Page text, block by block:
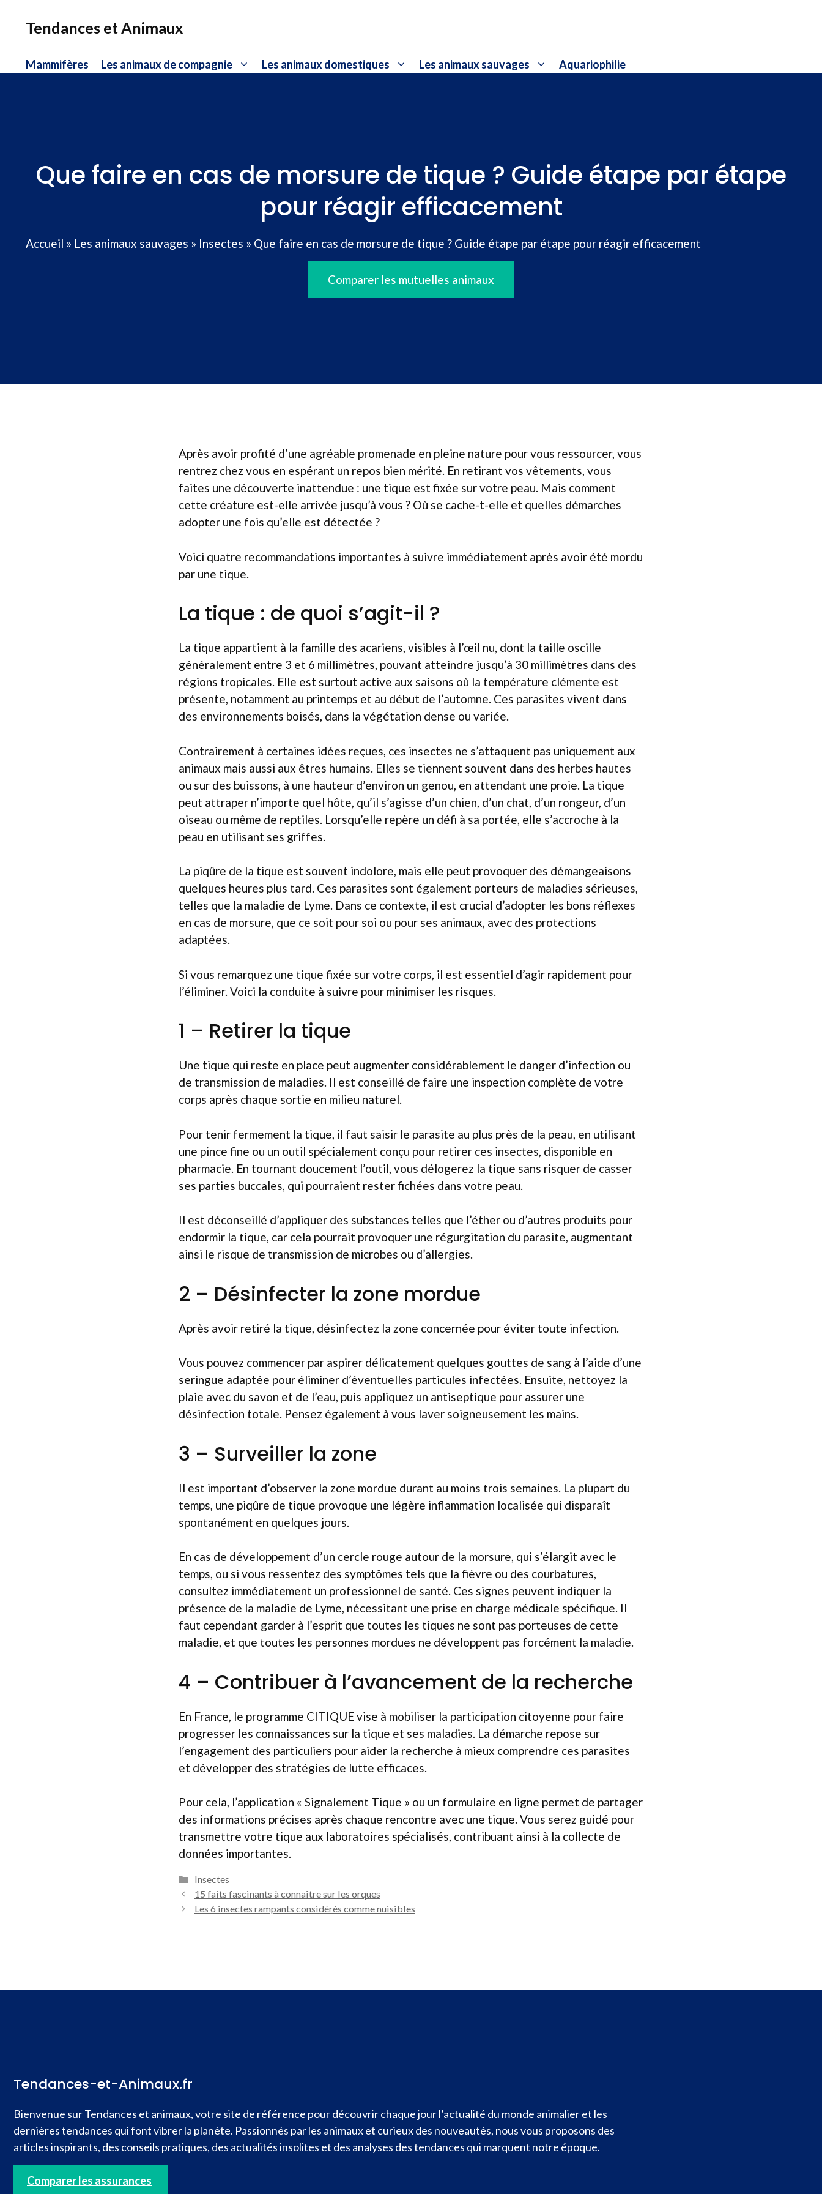
Tendances et Animaux
Mammifères Les animaux de compagnie Les animaux domestiques Les animaux sauvages Aquariophilie
Que faire en cas de morsure de tique ? Guide étape par étape
pour réagir efficacement
Accueil » Les animaux sauvages » Insectes » Que faire en cas de morsure de tique ? Guide étape par étape pour réagir efficacement
Comparer les mutuelles animaux
Après avoir profité d’une agréable promenade en pleine nature pour vous ressourcer, vous
rentrez chez vous en espérant un repos bien mérité. En retirant vos vêtements, vous
faites une découverte inattendue : une tique est fixée sur votre peau. Mais comment
cette créature est-elle arrivée jusqu’à vous ? Où se cache-t-elle et quelles démarches
adopter une fois qu’elle est détectée ?
Voici quatre recommandations importantes à suivre immédiatement après avoir été mordu
par une tique.
La tique : de quoi s’agit-il ?
La tique appartient à la famille des acariens, visibles à l’œil nu, dont la taille oscille
généralement entre 3 et 6 millimètres, pouvant atteindre jusqu’à 30 millimètres dans des
régions tropicales. Elle est surtout active aux saisons où la température clémente est
présente, notamment au printemps et au début de l’automne. Ces parasites vivent dans
des environnements boisés, dans la végétation dense ou variée.
Contrairement à certaines idées reçues, ces insectes ne s’attaquent pas uniquement aux
animaux mais aussi aux êtres humains. Elles se tiennent souvent dans des herbes hautes
ou sur des buissons, à une hauteur d’environ un genou, en attendant une proie. La tique
peut attraper n’importe quel hôte, qu’il s’agisse d’un chien, d’un chat, d’un rongeur, d’un
oiseau ou même de reptiles. Lorsqu’elle repère un défi à sa portée, elle s’accroche à la
peau en utilisant ses griffes.
La piqûre de la tique est souvent indolore, mais elle peut provoquer des démangeaisons
quelques heures plus tard. Ces parasites sont également porteurs de maladies sérieuses,
telles que la maladie de Lyme. Dans ce contexte, il est crucial d’adopter les bons réflexes
en cas de morsure, que ce soit pour soi ou pour ses animaux, avec des protections
adaptées.
Si vous remarquez une tique fixée sur votre corps, il est essentiel d’agir rapidement pour
l’éliminer. Voici la conduite à suivre pour minimiser les risques.
1 – Retirer la tique
Une tique qui reste en place peut augmenter considérablement le danger d’infection ou
de transmission de maladies. Il est conseillé de faire une inspection complète de votre
corps après chaque sortie en milieu naturel.
Pour tenir fermement la tique, il faut saisir le parasite au plus près de la peau, en utilisant
une pince fine ou un outil spécialement conçu pour retirer ces insectes, disponible en
pharmacie. En tournant doucement l’outil, vous délogerez la tique sans risquer de casser
ses parties buccales, qui pourraient rester fichées dans votre peau.
Il est déconseillé d’appliquer des substances telles que l’éther ou d’autres produits pour
endormir la tique, car cela pourrait provoquer une régurgitation du parasite, augmentant
ainsi le risque de transmission de microbes ou d’allergies.
2 – Désinfecter la zone mordue
Après avoir retiré la tique, désinfectez la zone concernée pour éviter toute infection.
Vous pouvez commencer par aspirer délicatement quelques gouttes de sang à l’aide d’une
seringue adaptée pour éliminer d’éventuelles particules infectées. Ensuite, nettoyez la
plaie avec du savon et de l’eau, puis appliquez un antiseptique pour assurer une
désinfection totale. Pensez également à vous laver soigneusement les mains.
3 – Surveiller la zone
Il est important d’observer la zone mordue durant au moins trois semaines. La plupart du
temps, une piqûre de tique provoque une légère inflammation localisée qui disparaît
spontanément en quelques jours.
En cas de développement d’un cercle rouge autour de la morsure, qui s’élargit avec le
temps, ou si vous ressentez des symptômes tels que la fièvre ou des courbatures,
consultez immédiatement un professionnel de santé. Ces signes peuvent indiquer la
présence de la maladie de Lyme, nécessitant une prise en charge médicale spécifique. Il
faut cependant garder à l’esprit que toutes les tiques ne sont pas porteuses de cette
maladie, et que toutes les personnes mordues ne développent pas forcément la maladie.
4 – Contribuer à l’avancement de la recherche
En France, le programme CITIQUE vise à mobiliser la participation citoyenne pour faire
progresser les connaissances sur la tique et ses maladies. La démarche repose sur
l’engagement des particuliers pour aider la recherche à mieux comprendre ces parasites
et développer des stratégies de lutte efficaces.
Pour cela, l’application « Signalement Tique » ou un formulaire en ligne permet de partager
des informations précises après chaque rencontre avec une tique. Vous serez guidé pour
transmettre votre tique aux laboratoires spécialisés, contribuant ainsi à la collecte de
données importantes.
Catégories
Insectes
15 faits fascinants à connaître sur les orques
Les 6 insectes rampants considérés comme nuisibles
Tendances-et-Animaux.fr
Bienvenue sur Tendances et animaux, votre site de référence pour découvrir chaque jour l’actualité du monde animalier et les
dernières tendances qui font vibrer la planète. Passionnés par les animaux et curieux des nouveautés, nous vous proposons des
articles inspirants, des conseils pratiques, des actualités insolites et des analyses des tendances qui marquent notre époque.
Comparer les assurances